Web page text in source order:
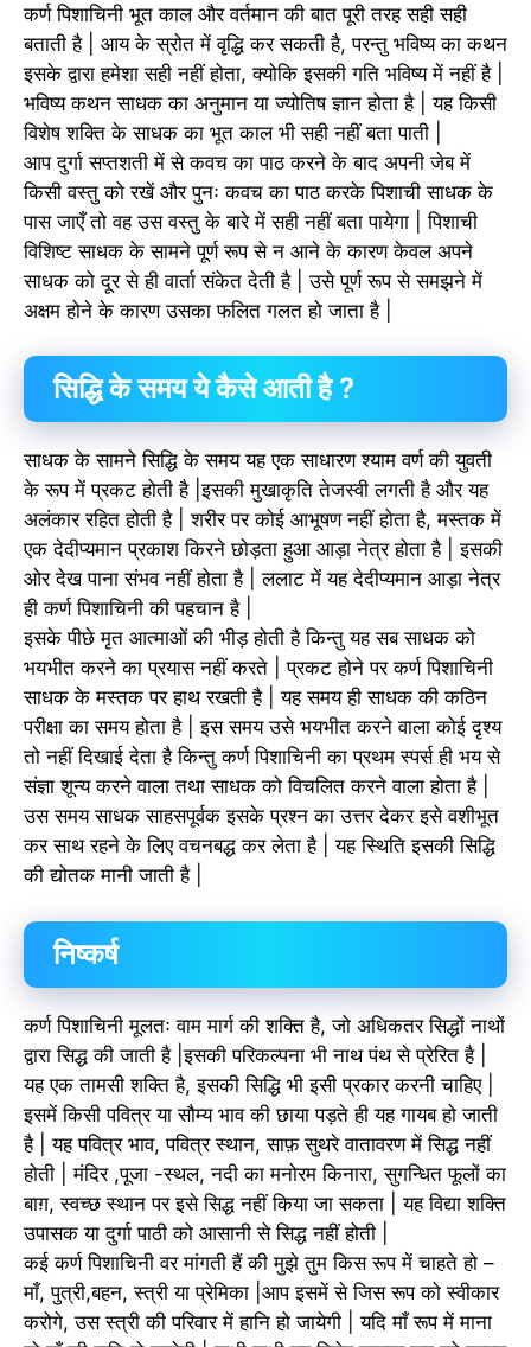
कर्ण पिशाचिनी भूत काल और वर्तमान की बात पूरी तरह सही सही
बताती है | आय के स्रोत में वृद्धि कर सकती है, परन्तु भविष्य का कथन
इसके द्वारा हमेशा सही नहीं होता, क्योकि इसकी गति भविष्य में नहीं है |
भविष्य कथन साधक का अनुमान या ज्योतिष ज्ञान होता है | यह किसी
विशेष शक्ति के साधक का भूत काल भी सही नहीं बता पाती |
आप दुर्गा सप्तशती में से कवच का पाठ करने के बाद अपनी जेब में
किसी वस्तु को रखें और पुनः कवच का पाठ करके पिशाची साधक के
पास जाएँ तो वह उस वस्तु के बारे में सही नहीं बता पायेगा | पिशाची
विशिष्ट साधक के सामने पूर्ण रूप से न आने के कारण केवल अपने
साधक को दूर से ही वार्ता संकेत देती है | उसे पूर्ण रूप से समझने में
अक्षम होने के कारण उसका फलित गलत हो जाता है |
सिद्धि के समय ये कैसे आती है ?
साधक के सामने सिद्धि के समय यह एक साधारण श्याम वर्ण की युवती
के रूप में प्रकट होती है |इसकी मुखाकृति तेजस्वी लगती है और यह
अलंकार रहित होती है | शरीर पर कोई आभूषण नहीं होता है, मस्तक में
एक देदीप्यमान प्रकाश किरने छोड़ता हुआ आड़ा नेत्र होता है | इसकी
ओर देख पाना संभव नहीं होता है | ललाट में यह देदीप्यमान आड़ा नेत्र
ही कर्ण पिशाचिनी की पहचान है |
इसके पीछे मृत आत्माओं की भीड़ होती है किन्तु यह सब साधक को
भयभीत करने का प्रयास नहीं करते | प्रकट होने पर कर्ण पिशाचिनी
साधक के मस्तक पर हाथ रखती है | यह समय ही साधक की कठिन
परीक्षा का समय होता है | इस समय उसे भयभीत करने वाला कोई दृश्य
तो नहीं दिखाई देता है किन्तु कर्ण पिशाचिनी का प्रथम स्पर्स ही भय से
संज्ञा शून्य करने वाला तथा साधक को विचलित करने वाला होता है |
उस समय साधक साहसपूर्वक इसके प्रश्न का उत्तर देकर इसे वशीभूत
कर साथ रहने के लिए वचनबद्ध कर लेता है | यह स्थिति इसकी सिद्धि
की द्योतक मानी जाती है |
निष्कर्ष
कर्ण पिशाचिनी मूलतः वाम मार्ग की शक्ति है, जो अधिकतर सिद्धों नाथों
द्वारा सिद्ध की जाती है |इसकी परिकल्पना भी नाथ पंथ से प्रेरित है |
यह एक तामसी शक्ति है, इसकी सिद्धि भी इसी प्रकार करनी चाहिए |
इसमें किसी पवित्र या सौम्य भाव की छाया पड़ते ही यह गायब हो जाती
है | यह पवित्र भाव, पवित्र स्थान, साफ़ सुथरे वातावरण में सिद्ध नहीं
होती | मंदिर ,पूजा -स्थल, नदी का मनोरम किनारा, सुगन्धित फूलों का
बाग़, स्वच्छ स्थान पर इसे सिद्ध नहीं किया जा सकता | यह विद्या शक्ति
उपासक या दुर्गा पाठी को आसानी से सिद्ध नहीं होती |
कई कर्ण पिशाचिनी वर मांगती हैं की मुझे तुम किस रूप में चाहते हो –
माँ, पुत्री,बहन, स्त्री या प्रेमिका |आप इसमें से जिस रूप को स्वीकार
करोगे, उस स्त्री की परिवार में हानि हो जायेगी | यदि माँ रूप में माना